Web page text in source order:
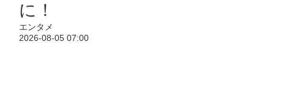
に！
エンタメ
2026-08-05 07:00